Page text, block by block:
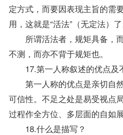
定方式，而要因表现主旨的需
用，这就是“活法”（无定法）了
所谓活法者，规矩具备，
不测，而亦不背于规矩也。
17.第一人称叙述的优点及
第一人称的优点是亲切自
可信性。不足之处是易受视点
过程作全方位、多层面的自如展
18.什么是描写？